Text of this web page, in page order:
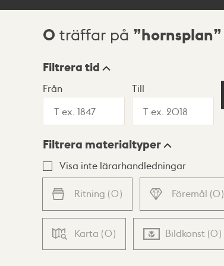
Sökresultat
0 träffar på hornsplan
Visningsläge
Lista Karta
Filtrera tid
Från Till
Filtrera materialtyper
Visa inte lärarhandledningar
Ritning (0) Föremål (0)
Karta (0) Bildkonst (0)